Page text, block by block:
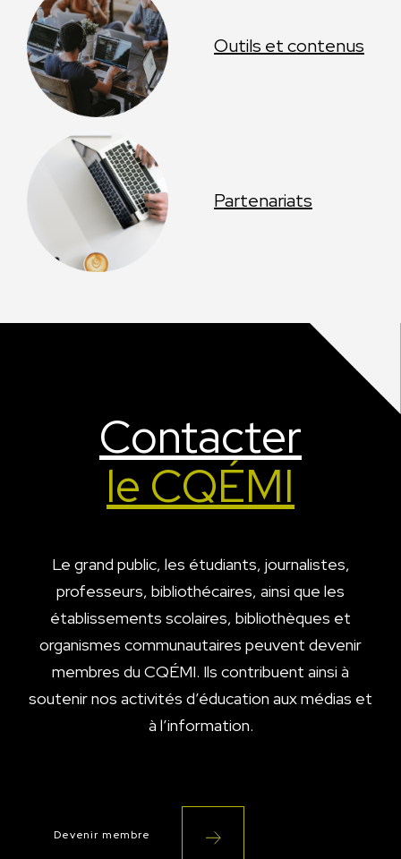
Outils et contenus
Partenariats
Contacter
le CQÉMI
Le grand public, les étudiants, journalistes,
professeurs, bibliothécaires, ainsi que les
établissements scolaires, bibliothèques et
organismes communautaires peuvent devenir
membres du CQÉMI. Ils contribuent ainsi à
soutenir nos activités d’éducation auxmédias et
à l’information.
Devenir membre